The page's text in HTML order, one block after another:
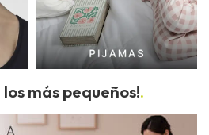
los más pequeños!.